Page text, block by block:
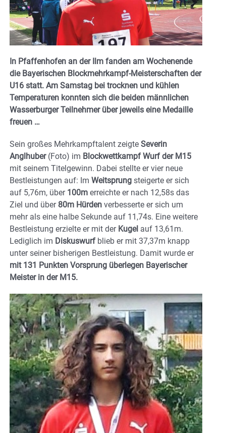
In Pfaffenhofen an der Ilm fanden am Wochenende
die Bayerischen Blockmehrkampf-Meisterschaften der
U16 statt. Am Samstag bei trocknen und kühlen
Temperaturen konnten sich die beiden männlichen
Wasserburger Teilnehmer über jeweils eine Medaille
freuen …
Sein großes Mehrkampftalent zeigte Severin
Anglhuber(Foto) im Blockwettkampf Wurf der M15
mit seinem Titelgewinn. Dabei stellte er vier neue
Bestleistungen auf: Im Weitsprung steigerte er sich
auf 5,76m, über 100m erreichte er nach 12,58s das
Ziel und über80m Hürden verbesserte er sich um
mehr als eine halbe Sekunde auf 11,74s. Eine weitere
Bestleistung erzielte er mit der Kugel auf 13,61m.
Lediglich im Diskuswurfblieb er mit 37,37m knapp
unter seiner bisherigen Bestleistung. Damit wurde er
mit 131 Punkten Vorsprung überlegen Bayerischer
Meister in der M15.